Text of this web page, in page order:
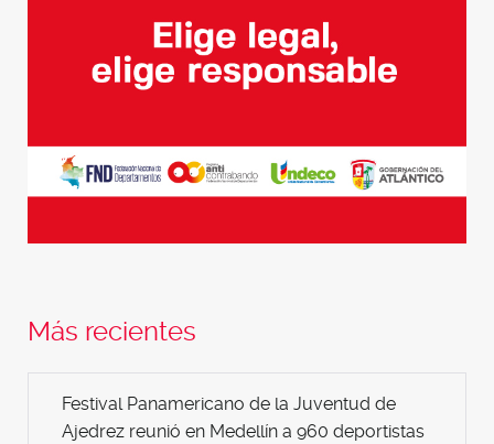
Más recientes
Festival Panamericano de la Juventud de
Ajedrez reunió en Medellín a 960 deportistas